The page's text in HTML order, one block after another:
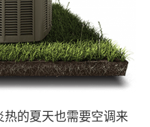
的夏天也需要空调来